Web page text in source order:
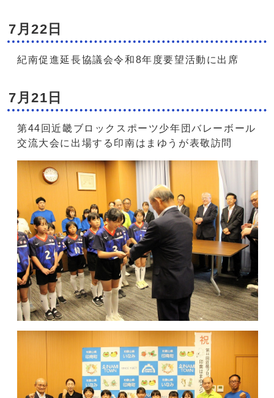
7月22日
紀南促進延長協議会令和8年度要望活動に出席
7月21日
第44回近畿ブロックスポーツ少年団バレーボール
交流大会に出場する印南はまゆうが表敬訪問